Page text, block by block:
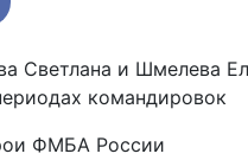
Светлана и Шмелева
командировок
ФМБА России